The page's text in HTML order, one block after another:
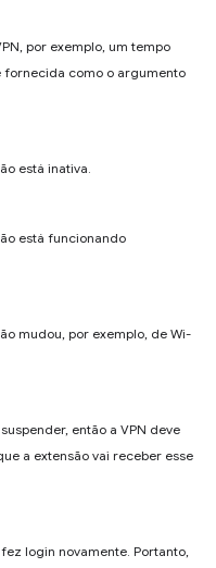
por exemplo, um tempo
fornecida como o argumento
está inativa.
está funcionando
mudou, por exemplo, de Wi-
então a VPN deve
a extensão vai receber esse
login novamente. Portanto,